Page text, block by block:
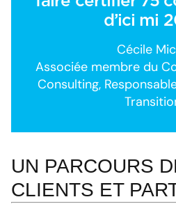
d’ici mi
Cécile
Associée membre du
Consulting,
UN PARCOURS
CLIENTS ET